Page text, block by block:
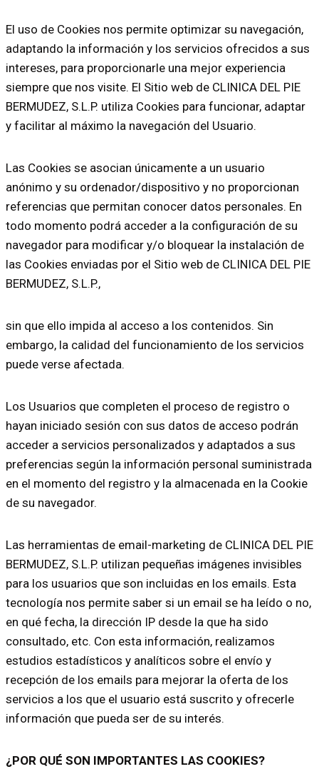
El uso de Cookies nos permite optimizar su navegación,
adaptando la información y los servicios ofrecidos a sus
intereses, para proporcionarle una mejor experiencia
siempre que nos visite. El Sitio web de CLINICA DEL PIE
BERMUDEZ, S.L.P. utiliza Cookies para funcionar, adaptar
y facilitar al máximo la navegación del Usuario.
Las Cookies se asocian únicamente a un usuario
anónimo y su ordenador/dispositivo y no proporcionan
referencias que permitan conocer datos personales. En
todo momento podrá acceder a la configuración de su
navegador para modificar y/o bloquear la instalación de
las Cookies enviadas por el Sitio web de CLINICA DEL PIE
BERMUDEZ, S.L.P.,
sin que ello impida al acceso a los contenidos. Sin
embargo, la calidad del funcionamiento de los servicios
puede verse afectada.
Los Usuarios que completen el proceso de registro o
hayan iniciado sesión con sus datos de acceso podrán
acceder a servicios personalizados y adaptados a sus
preferencias según la información personal suministrada
en el momento del registro y la almacenada en la Cookie
de su navegador.
Las herramientas de email-marketing de CLINICA DEL PIE
BERMUDEZ, S.L.P. utilizan pequeñas imágenes invisibles
para los usuarios que son incluidas en los emails. Esta
tecnología nos permite saber si un email se ha leído o no,
en qué fecha, la dirección IP desde la que ha sido
consultado, etc. Con esta información, realizamos
estudios estadísticos y analíticos sobre el envío y
recepción de los emails para mejorar la oferta de los
servicios a los que el usuario está suscrito y ofrecerle
información que pueda ser de su interés.
¿POR QUÉ SON IMPORTANTES LAS COOKIES?